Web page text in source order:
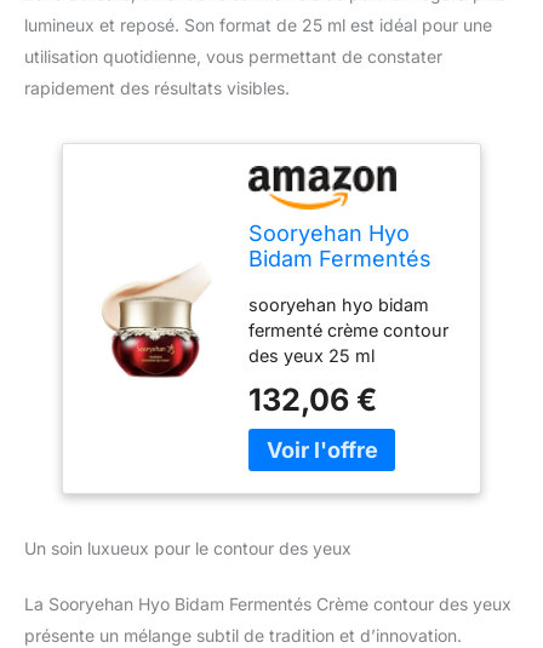
lumineux et reposé. Son format de 25 ml est idéal pour une
utilisation quotidienne, vous permettant de constater
rapidement des résultats visibles.
Sooryehan Hyo
Bidam Fermentés
yeux 25 ml
sooryehan hyo bidam
fermenté crème contour
des yeux 25 ml
de peau : tous Crème
contour des yeux
hydratant pour améliorer
"backhyodan" précieux
plantes riches en
nutriments et argent en
132,06 €
Un soin luxueux pour le contour des yeux
La Sooryehan Hyo Bidam Fermentés Crème contour des yeux
présente un mélange subtil de tradition et d’innovation.